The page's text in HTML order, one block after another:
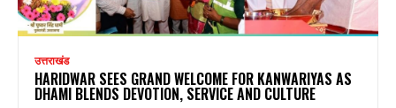
उत्तराखंड
HARIDWAR SEES GRAND WELCOME FOR KANWARIYAS AS
DHAMI BLENDS DEVOTION, SERVICE AND CULTURE